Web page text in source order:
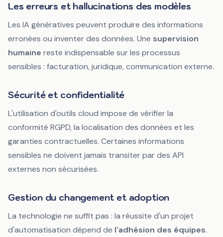
Les erreurs et hallucinations des modèles
Les IA génératives peuvent produire des informations
erronées ou inventer des données. Une supervision
humaine reste indispensable sur les processus
sensibles : facturation, juridique, communication externe.
Sécurité et confidentialité
L'utilisation d'outils cloud impose de vérifier la
conformité RGPD, la localisation des données et les
garanties contractuelles. Certaines informations
sensibles ne doivent jamais transiter par des API
externes non sécurisées.
Gestion du changement et adoption
La technologie ne suffit pas : la réussite d'un projet
d'automatisation dépend de l'adhésion des équipes.